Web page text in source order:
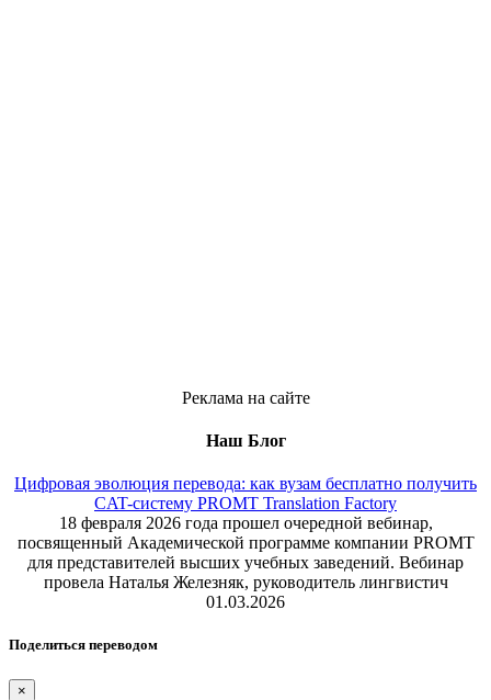
Реклама на сайте
Наш Блог
Цифровая эволюция перевода: как вузам бесплатно получить
CAT-систему PROMT Translation Factory
18 февраля 2026 года прошел очередной вебинар,
посвященный Академической программе компании PROMT
для представителей высших учебных заведений. Вебинар
провела Наталья Железняк, руководитель лингвистич
01.03.2026
Поделиться переводом
×